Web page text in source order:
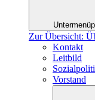
Zur Übersicht:
Kontakt
Leitbild
Vorstand